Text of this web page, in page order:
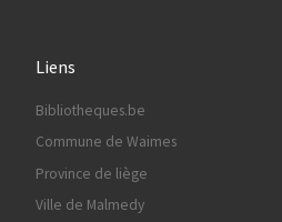
Liens
Bibliotheques.be
Commune de Waimes
Province de liège
Ville de Malmedy